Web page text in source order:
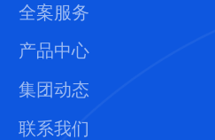
全案服务
产品中心
集团动态
联系我们